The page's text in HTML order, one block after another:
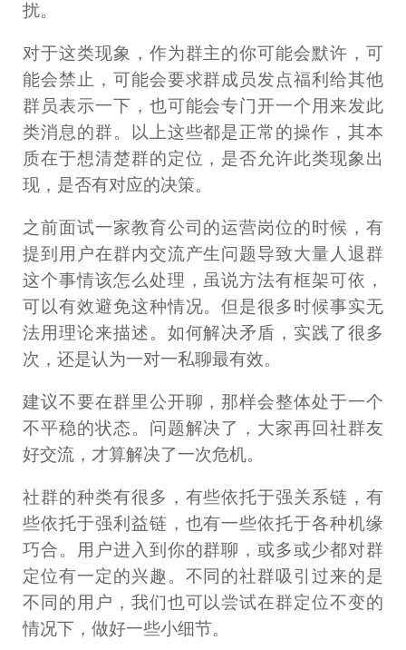
扰。
对于这类现象，作为群主的你可能会默许，可
能会禁止，可能会要求群成员发点福利给其他
群员表示一下，也可能会专门开一个用来发此
类消息的群。以上这些都是正常的操作，其本
质在于想清楚群的定位，是否允许此类现象出
现，是否有对应的决策。
之前面试一家教育公司的运营岗位的时候，有
提到用户在群内交流产生问题导致大量人退群
这个事情该怎么处理，虽说方法有框架可依，
可以有效避免这种情况。但是很多时候事实无
法用理论来描述。如何解决矛盾，实践了很多
次，还是认为一对一私聊最有效。
建议不要在群里公开聊，那样会整体处于一个
不平稳的状态。问题解决了，大家再回社群友
好交流，才算解决了一次危机。
社群的种类有很多，有些依托于强关系链，有
些依托于强利益链，也有一些依托于各种机缘
巧合。用户进入到你的群聊，或多或少都对群
定位有一定的兴趣。不同的社群吸引过来的是
不同的用户，我们也可以尝试在群定位不变的
情况下，做好一些小细节。